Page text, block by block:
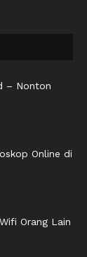
– Nonton
Online di
Orang Lain